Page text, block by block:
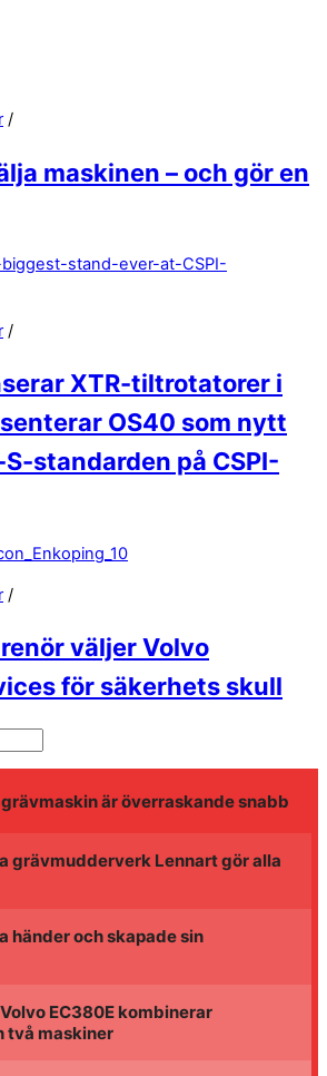
/
maskinen – och gör en
/
XTR-tiltrotatorer i
OS40 som nytt
standarden på CSPI-
/
väljer Volvo
för säkerhets skull
är överraskande snabb
grävmudderverk Lennart gör alla
händer och skapade sin
EC380E kombinerar
två maskiner